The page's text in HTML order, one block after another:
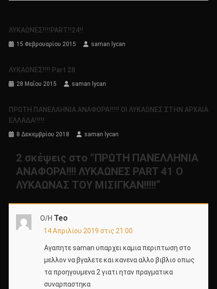
ΛΥΚΑΩΝΕΣ!!!!PART!!24!!
15 Φεβρουαρίου 2015 saman lycan
ΛΥΚΑΩΝΕΣ!!!! Part 28
28 Μαΐου 2015 saman lycan
ΠΡΩΤΗ ΠΑΝΕΛΛΗΝΙΑ ΑΝΑΦΟΡΑ!!!!! ΟΙ ΛΥΚΑΩΝΕΣ ΣΤΗΝ ΑΡΧΑΙΑ
ΕΛΛΑΔΑ!!!!!
8 Δεκεμβρίου 2018 saman lycan
2 σκέψεις στο “ΠΡΩΤΗ ΠΑΝΕΛΛΗΝΙΑ
ΑΝΑΦΟΡΑ!!!! ΛΥΚΑΩΝΕΣ PART 41 Ο
ΛΥΚΑΩΝΑΣ ΤΟΥ ΜΙΣΙΓΚΑΝ!!!!!”
Ο/Η Teo
14 Απριλίου 2019 στις 21:00
Αγαπητε saman υπαρχει καμια περιπτωση στο
μελλον να βγαλετε και κανενα αλλο βιβλιο οπως
τα προηγουμενα 2 γιατι ηταν πραγματικα
συναρπαστηκα